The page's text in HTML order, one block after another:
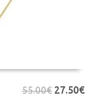
55.00€ 27.50€